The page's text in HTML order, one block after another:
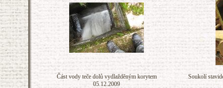
Část vody teče dolů vydlažděným korytem
05.12.2009
Soukolí